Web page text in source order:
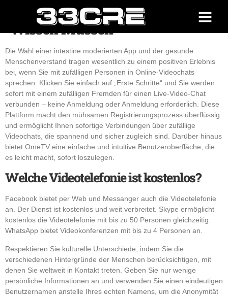
Television Alles, Was Eltern
Wissen Müssen
Die Wahl einer intestine moderierten App und der gesunde
Menschenverstand tragen wesentlich zu einem positiven Erlebnis
bei, wenn Sie mit zufälligen Personen in Online-Videochats
sprechen. Klicken Sie einfach auf „Erste Schritte“ und Sie werden
sofort mit einem zufälligen Fremden für einen Live-Video-Chat
verbunden – keine Anmeldung oder Anmeldung erforderlich. Diese
Plattform macht den mühsamen Registrierungsprozess überflüssig
und ermöglicht Ihnen sofortige Verbindungen über zufällige
Videochats, die spannend und sicher zugleich sind. Darüber hinaus
bietet OmeTV eine einfache und intuitive Benutzeroberfläche, die
es leicht macht, sofort loszulegen.
Welche Videotelefonie ist kostenlos?
Facebook bietet per Web und Messanger auch die Videotelefonie
an. Der Dienst ist kostenlos und weit verbreitet. Skype ermöglicht
kostenlos die Videotelefonie mit bis zu 50 Personen gleichzeitig.
WhatsApp bietet Videokonferenzen mit bis zu 4 Personen an.
Respektieren Sie kulturelle Unterschiede, indem Sie die
verschiedenen Hintergründe der Menschen berücksichtigen, mit
denen Sie weltweit in Kontakt treten. Geben Sie nur wenige
persönliche Informationen an und verwenden Sie einen eindeutigen
Benutzernamen anstelle Ihres echten Namens, um die Anonymität